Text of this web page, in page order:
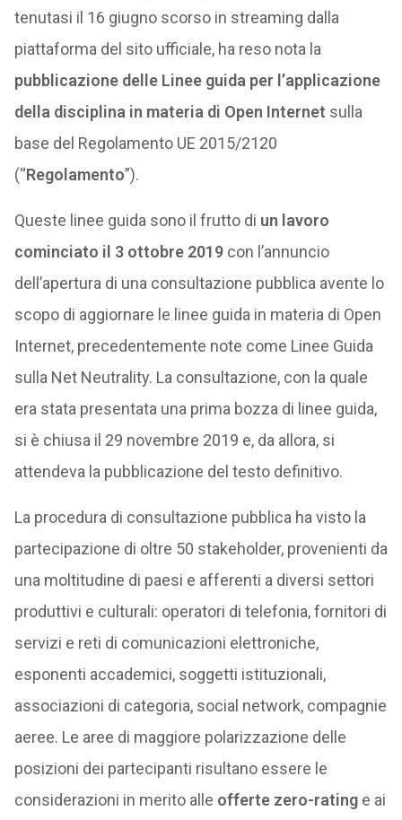
tenutasi il 16 giugno scorso in streaming dalla
piattaforma del sito ufficiale, ha reso nota la
pubblicazione delle Linee guida per l’applicazione
della disciplina in materia di Open Internet sulla
base del Regolamento UE 2015/2120
(“Regolamento”).
Queste linee guida sono il frutto di un lavoro
cominciato il 3 ottobre 2019con l’annuncio
dell’apertura di una consultazione pubblica avente lo
scopo di aggiornare le linee guida in materia di Open
Internet, precedentemente note come Linee Guida
sulla Net Neutrality. La consultazione, con la quale
era stata presentata una prima bozza di linee guida,
si è chiusa il 29 novembre 2019 e, da allora, si
attendeva la pubblicazione del testo definitivo.
La procedura di consultazione pubblica ha visto la
partecipazione di oltre 50 stakeholder, provenienti da
una moltitudine di paesi e afferenti a diversi settori
produttivi e culturali: operatori di telefonia, fornitori di
servizi e reti di comunicazioni elettroniche,
esponenti accademici, soggetti istituzionali,
associazioni di categoria, social network, compagnie
aeree. Le aree di maggiore polarizzazione delle
posizioni dei partecipanti risultano essere le
considerazioni in merito alle offerte zero-ratinge ai